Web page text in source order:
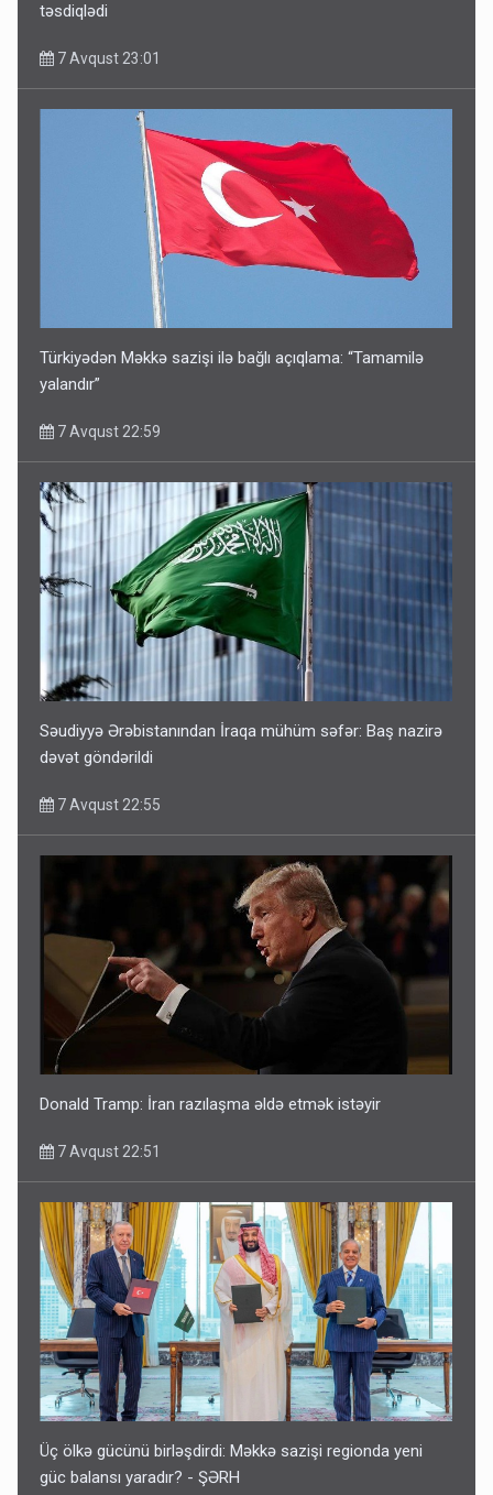
təsdiqlədi
7 Avqust 23:01
Türkiyədən Məkkə sazişi ilə bağlı açıqlama: “Tamamilə
yalandır”
7 Avqust 22:59
Səudiyyə Ərəbistanından İraqa mühüm səfər: Baş nazirə
dəvət göndərildi
7 Avqust 22:55
Donald Tramp: İran razılaşma əldə etmək istəyir
7 Avqust 22:51
Üç ölkə gücünü birləşdirdi: Məkkə sazişi regionda yeni
güc balansı yaradır? - ŞƏRH